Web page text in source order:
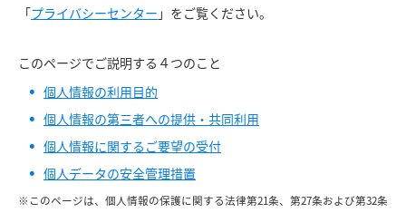
「プライバシーセンター 」をご覧ください。
このページでご説明する４つのこと
個人情報の利用目的
個人情報の第三者への提供・共同利用
個人情報に関するご要望の受付
個人データの安全管理措置
※このページは、個人情報の保護に関する法律第21条、第27条および第32条